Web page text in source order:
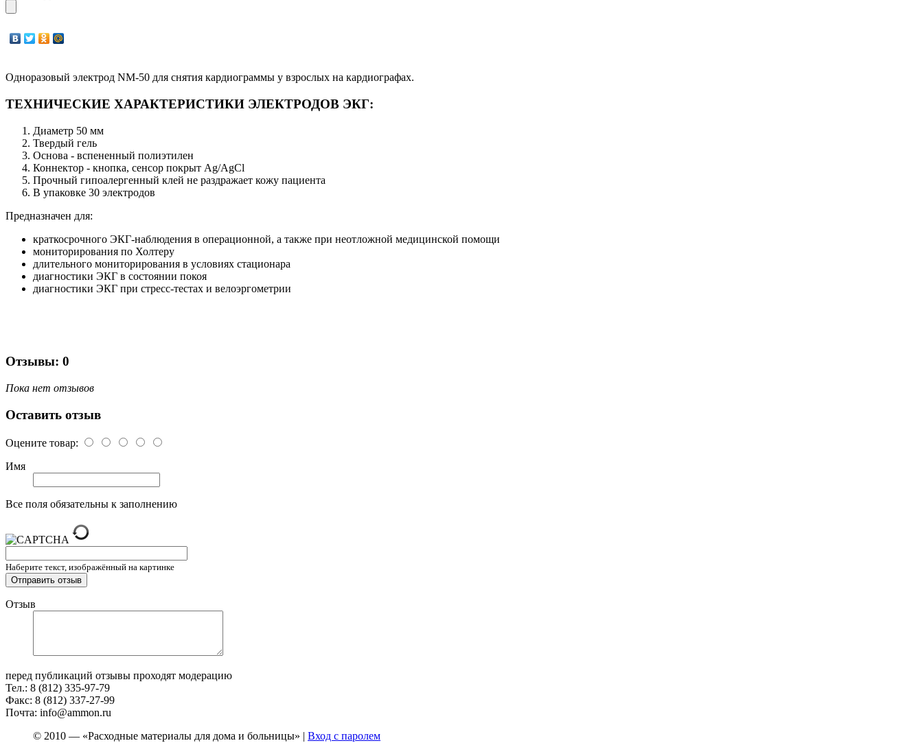
Одноразовый электрод NM-50 для снятия кардиограммы у взрослых на кардиографах.
ТЕХНИЧЕСКИЕ ХАРАКТЕРИСТИКИ ЭЛЕКТРОДОВ ЭКГ:
Диаметр 50 мм
Твердый гель
Основа - вспененный полиэтилен
Коннектор - кнопка, сенсор покрыт Ag/AgCl
Прочный гипоалергенный клей не раздражает кожу пациента
В упаковке 30 электродов
Предназначен для:
краткосрочного ЭКГ-наблюдения в операционной, а также при неотложной медицинской помощи
мониторирования по Холтеру
длительного мониторирования в условиях стационара
диагностики ЭКГ в состоянии покоя
диагностики ЭКГ при стресс-тестах и велоэргометрии
Отзывы: 0
Пока нет отзывов
Оставить отзыв
Оцените товар:
Имя
Все поля обязательны к заполнению
Наберите текст, изображённый на картинке
Отзыв
перед публикаций отзывы проходят модерацию
Тел.: 8 (812) 335-97-79
Факс: 8 (812) 337-27-99
Почта: info@ammon.ru
© 2010 — «Расходные материалы для дома и больницы» | Вход с паролем